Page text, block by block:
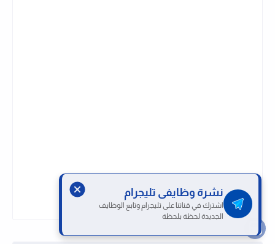
نشرة وظايفى تليجرام
اشترك في قناتنا على تليجرام وتابع الوظايف
الجديدة لحظة بلحظة